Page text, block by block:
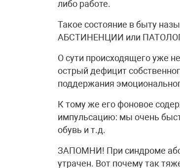
либо работе.
Такое состояние в быту
АБСТИНЕНЦИИ или
О сути происходящего уже
острый дефицит
поддержания
К тому же его фоновое
импульсацию: мы очень
обувь и т.д.
ЗАПОМНИ! При синдроме
утрачен. Вот почему так